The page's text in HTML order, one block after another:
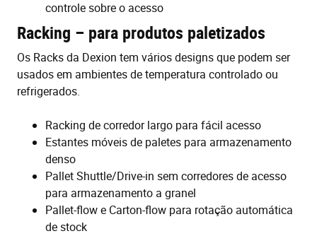
controle sobre o acesso
Racking – para produtos paletizados
Os Racks da Dexion tem vários designs que podem ser
usados em ambientes de temperatura controlado ou
refrigerados.
Racking de corredor largo para fácil acesso
Estantes móveis de paletes para armazenamento
denso
Pallet Shuttle/Drive-in sem corredores de acesso
para armazenamento a granel
Pallet-flow e Carton-flow para rotação automática
de stock